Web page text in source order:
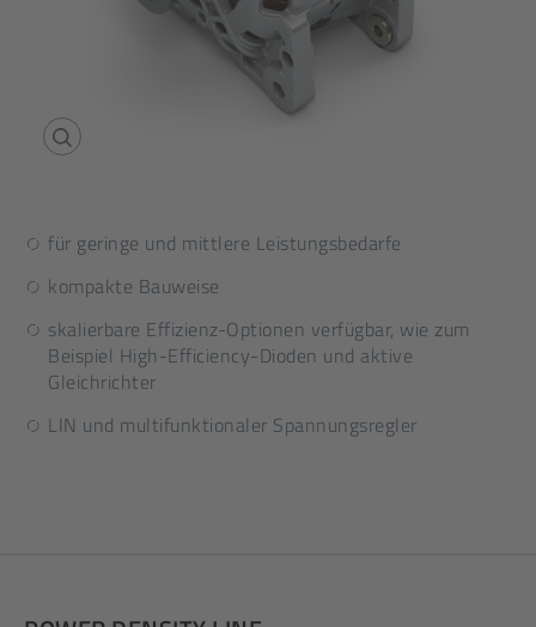
für geringe und mittlere Leistungsbedarfe
kompakte Bauweise
skalierbare Effizienz-Optionen verfügbar, wie zum
Beispiel High-Efficiency-Dioden und aktive
Gleichrichter
LIN und multifunktionaler Spannungsregler